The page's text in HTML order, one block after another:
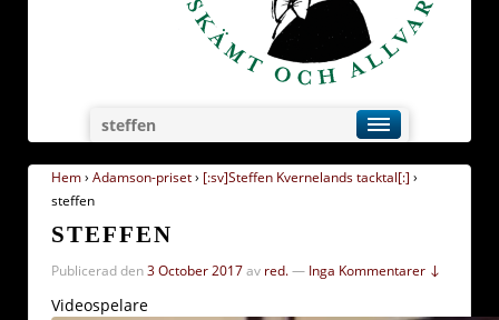
steffen
Hem› Adamson-priset› [:sv]Steffen Kvernelands tacktal[:] ›
steffen
STEFFEN
Publicerad den3 October 2017av red.— Inga Kommentarer ↓
Videospelare